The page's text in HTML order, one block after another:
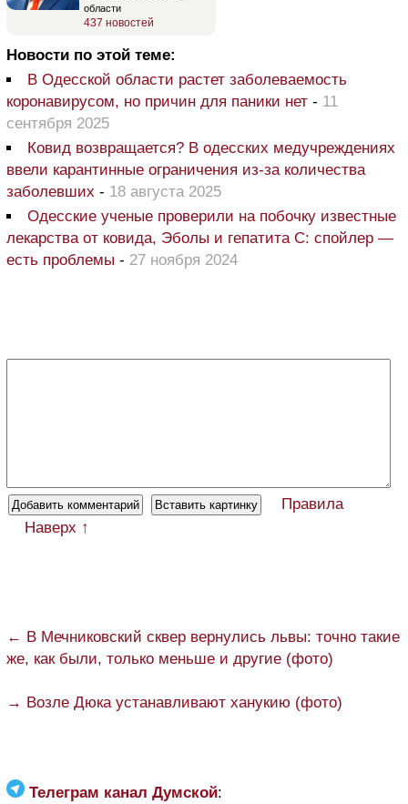
области
437 новостей
Новости по этой теме:
В Одесской области растет заболеваемость
коронавирусом, но причин для паники нет - 11
сентября 2025
Ковид возвращается? В одесских медучреждениях
ввели карантинные ограничения из-за количества
заболевших - 18 августа 2025
Одесские ученые проверили на побочку известные
лекарства от ковида, Эболы и гепатита С: спойлер —
есть проблемы - 27 ноября 2024
Правила
Наверх ↑
← В Мечниковский сквер вернулись львы: точно такие
же, как были, только меньше и другие (фото)
→ Возле Дюка устанавливают ханукию (фото)
Телеграм канал Думской: